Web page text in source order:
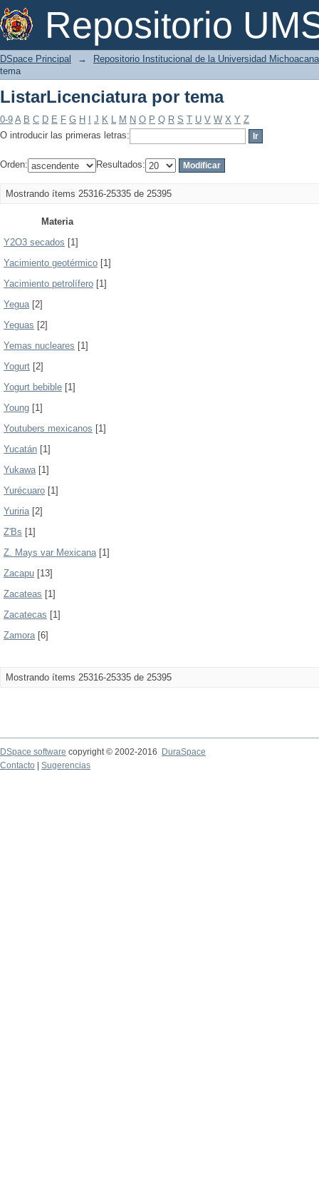
Repositorio
ListarLicenciatura por tema
DSpace Principal →
Repositorio Institucional de la Universidad
tema
ListarLicenciatura por tema
0-9 A B C D E F G H J K L M N O P Q R S T U V W X Y Z
O introducir las primeras letras:
Orden: Resultados:
Mostrando ítems 25316-25335 de 25395
Materia
Y2O3 secados [1]
Yacimiento geotérmico [1]
Yacimiento petrolífero [1]
Yegua[2]
Yeguas [2]
Yemas nucleares [1]
Yogurt [2]
Yogurt bebible [1]
Young [1]
Youtubers mexicanos [1]
Yucatán [1]
Yukawa[1]
Yurécuaro [1]
Yuriria[2]
Z'Bs [1]
Z. Mays var Mexicana[1]
Zacapu [13]
Zacateas [1]
Zacatecas [1]
Zamora[6]
Mostrando ítems 25316-25335 de 25395
DSpace software copyright © 2002-2016
DuraSpace
Contacto
Sugerencias